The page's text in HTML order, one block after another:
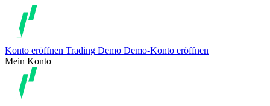
Konto eröffnen Trading Demo Demo-Konto eröffnen
Mein Konto